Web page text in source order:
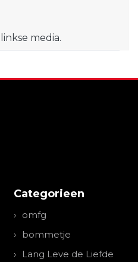
media.
Categorieen
omfg
bommetje
Lang Leve de Liefde